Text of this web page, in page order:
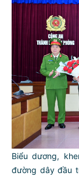
Biểu dương,
đường dây đầu